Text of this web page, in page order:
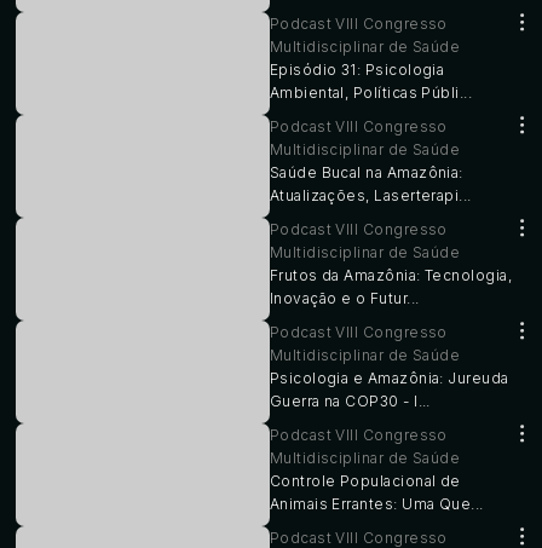
Podcast VIII Congresso
Multidisciplinar de Saúde
Episódio 31: Psicologia
Ambiental, Políticas Públi...
Podcast VIII Congresso
Multidisciplinar de Saúde
Saúde Bucal na Amazônia:
Atualizações, Laserterapi...
Podcast VIII Congresso
Multidisciplinar de Saúde
Frutos da Amazônia: Tecnologia,
Inovação e o Futur...
Podcast VIII Congresso
Multidisciplinar de Saúde
Psicologia e Amazônia: Jureuda
Guerra na COP30 - I...
Podcast VIII Congresso
Multidisciplinar de Saúde
Controle Populacional de
Animais Errantes: Uma Que...
Podcast VIII Congresso